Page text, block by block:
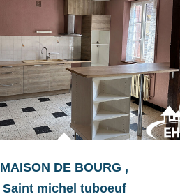
MAISON DE BOURG ,
Saint michel tuboeuf